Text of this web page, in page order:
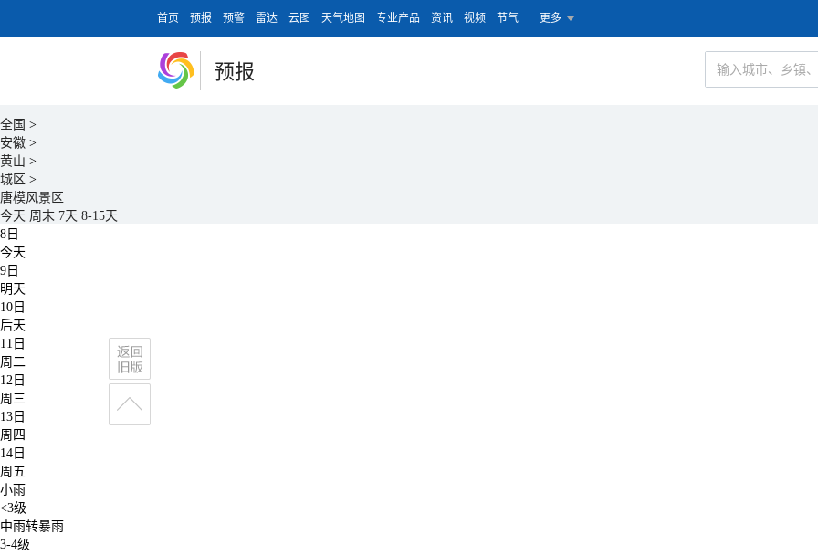
首页 预报 预警 雷达 云图 天气地图 专业产品 资讯 视频 节气 更多
预报
全国 >
安徽 >
黄山 >
城区 >
唐模风景区
今天 周末 7天 8-15天
8日
今天
9日
明天
10日
后天
11日
周二
12日
周三
13日
周四
14日
周五
小雨
<3级
中雨转暴雨
3-4级